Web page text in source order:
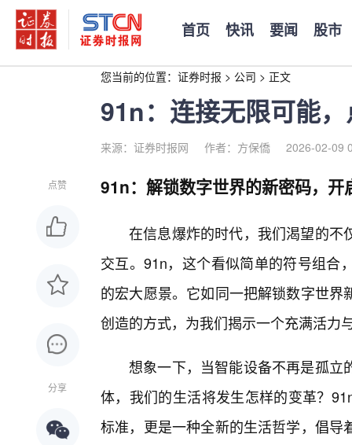
首页 快讯 要闻 股市
您当前的位置： 证券时报 > 公司 > 正文
91n：连接无限可能
来源：证券时报网 作者：方保僑 2026-02-09
点赞
分享
91n：解锁数字世界的新密码，开
在信息爆炸的时代，我们渴望的不
交互。91n，这个看似简单的符号组合
的宏大愿景。它如同一把解锁数字世
创造的方式，为我们揭示一个充满活力
想象一下，当智能设备不再是孤立
体，我们的生活将发生怎样的变革？
标准，更是一种全新的生活哲学，倡